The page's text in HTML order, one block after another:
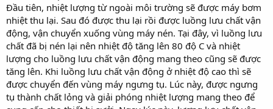
Đầu tiên, nhiệt lượng từ ngoài môi trường sẽ được máy bơm
nhiệt thu lại. Sau đó được thu lại rồi được luồng lưu chất vận
động, vận chuyển xuống vùng máy nén. Tại đây, vì luồng lưu
chất đã bị nén lại nên nhiệt độ tăng lên 80 độ C và nhiệt
lượng cho luồng lưu chất vận động mang theo cũng sẽ được
tăng lên. Khi luồng lưu chất vận động ở nhiệt độ cao thì sẽ
được chuyển đến vùng máy ngưng tụ. Lúc này, được ngưng
tụ thành chất lỏng và giải phóng nhiệt lượng mang theo để